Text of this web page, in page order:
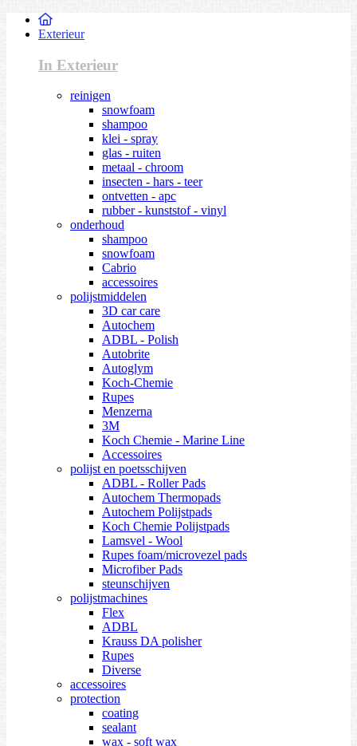
Exterieur
In Exterieur
reinigen
snowfoam
shampoo
klei - spray
glas - ruiten
metaal - chroom
insecten - hars - teer
ontvetten - apc
rubber - kunststof - vinyl
onderhoud
shampoo
snowfoam
Cabrio
accessoires
polijstmiddelen
3D car care
Autochem
ADBL - Polish
Autobrite
Autoglym
Koch-Chemie
Rupes
Menzerna
3M
Koch Chemie - Marine Line
Accessoires
polijst en poetsschijven
ADBL - Roller Pads
Autochem Thermopads
Autochem Polijstpads
Koch Chemie Polijstpads
Lamsvel - Wool
Rupes foam/microvezel pads
Microfiber Pads
steunschijven
polijstmachines
Flex
ADBL
Krauss DA polisher
Rupes
Diverse
accessoires
protection
coating
sealant
wax - soft wax